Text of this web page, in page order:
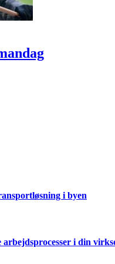
i byen
arbejdsprocesser i din